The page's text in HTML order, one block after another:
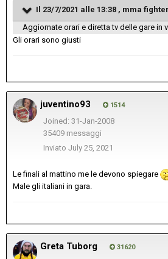
Il 23/7/2021 alle 13:38 , mma fighter
Aggiornate orari e diretta tv delle gare in
Gli orari sono giusti
juventino93 1514
Joined: 31-Jan-2008
35409 messaggi
Inviato July 25, 2021
Le finali al mattino me le devono spiegare
Male gli italiani in gara.
Greta Tuborg 31620